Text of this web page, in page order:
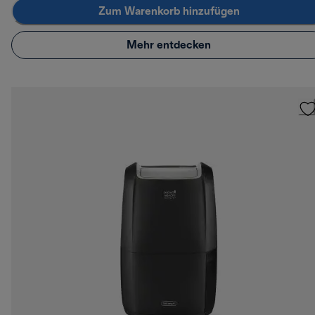
Zum Warenkorb hinzufügen
Mehr entdecken